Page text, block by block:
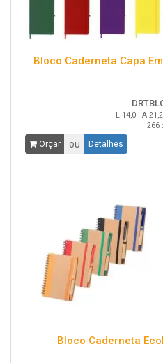
Bloco Caderneta Capa
L 14,0 | A
266
Orçar ou Detalhes
Bloco Caderneta